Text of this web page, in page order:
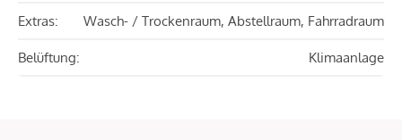
Extras: Wasch- / Trockenraum, Abstellraum, Fahrradraum
Belüftung: Klimaanlage